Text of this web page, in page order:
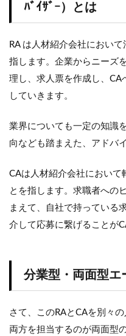
ﾊﾞｲｻﾞｰ）とは
RA は人材紹介会社におい
指します。企業からニーズ
理し、求人票を作成し、CA
していきます。
業界についても一定の知識
向なども踏まえた、アドバ
CAは人材紹介会社において
とを指します。求職者への
まえて、自社で持っている
介して応募に繋げることが
分業型・両面型エ
さて、このRAとCAを別々
両方を担当するのが両面型